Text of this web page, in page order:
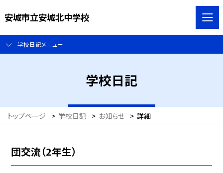
安城市立安城北中学校
学校日記メニュー
学校日記
トップページ > 学校日記 > お知らせ > 詳細
団交流（2年生）